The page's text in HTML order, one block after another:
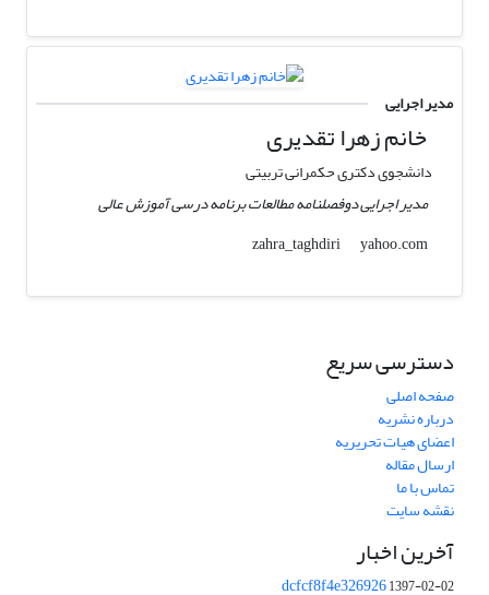
مدیر اجرایی
خانم زهرا تقدیری
دانشجوی دکتری حکمرانی تربیتی
مدیر اجرایی دوفصلنامه مطالعات برنامه درسی آموزش عالی
zahra_taghdiri
yahoo.com
دسترسی سریع
صفحه اصلی
درباره نشریه
اعضای هیات تحریریه
ارسال مقاله
تماس با ما
نقشه سایت
آخرین اخبار
dcfcf8f4e3269261397-02-02